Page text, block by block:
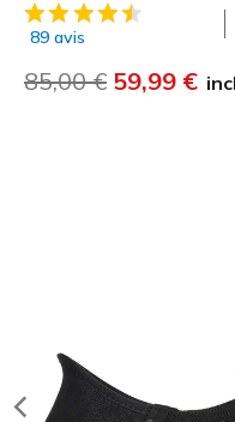
Évaluation client 5 sur 5
89 avis
Prix réduit de
85,00 € à
59,99 €